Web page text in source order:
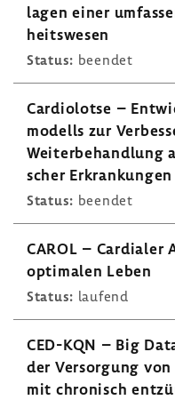
lagen einer
heits­wesen
Status: beendet
Cardio­lotse –
mo­dells zur
Weiter­be­hand­lung
scher Erkran­kungen
Status: beendet
CAROL – Cardialer
opti­malen Leben
Status: laufend
CED-KQN – Big
der Versor­gung
mit chro­nisch